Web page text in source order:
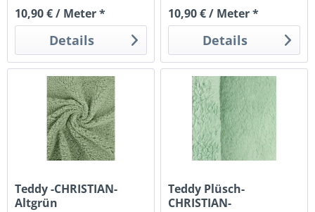
10,90 € / Meter *
Details
10,90 € / Meter *
Details
Teddy -CHRISTIAN-
Altgrün
Teddy Plüsch-
CHRISTIAN-